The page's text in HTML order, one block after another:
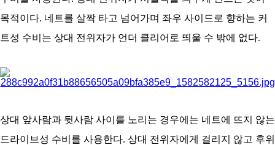
목적이다. 네트를 살짝 타고 넘어가며 좌우 사이드로 향하는 커
트성 수비는 상대 전위자가 언더 클리어로 띄울 수 밖에 없다.
상대 앞사람과 뒷사람 사이를 노리는 경우에는 네트에 뜨지 않는
드라이브성 수비를 사용한다. 상대 전위자에게 걸리지 않고 후위